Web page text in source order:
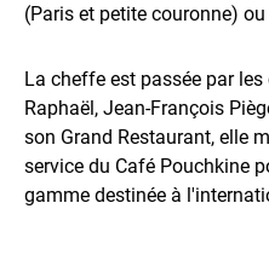
(Paris et petite couronne)
La cheffe est passée par
Raphaël, Jean-François
son Grand Restaurant, elle
service du Café Pouchkine
gamme destinée à